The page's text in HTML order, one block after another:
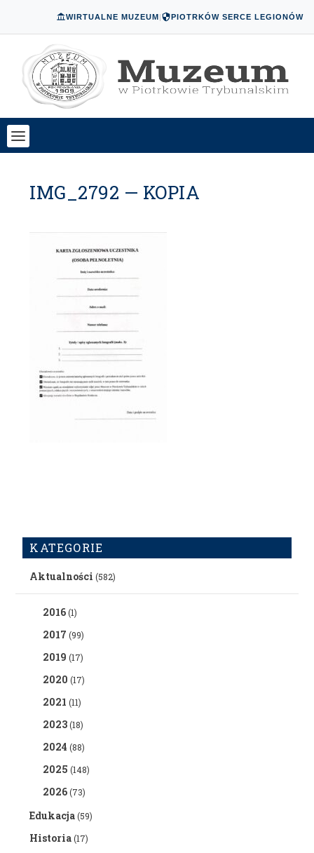
WIRTUALNE MUZEUM| PIOTRKÓW SERCE LEGIONÓW
IMG_2792 — KOPIA
KATEGORIE
Aktualności (582)
2016(1)
2017 (99)
2019 (17)
2020 (17)
2021 (11)
2023(18)
2024 (88)
2025 (148)
2026(73)
Edukacja(59)
Historia(17)